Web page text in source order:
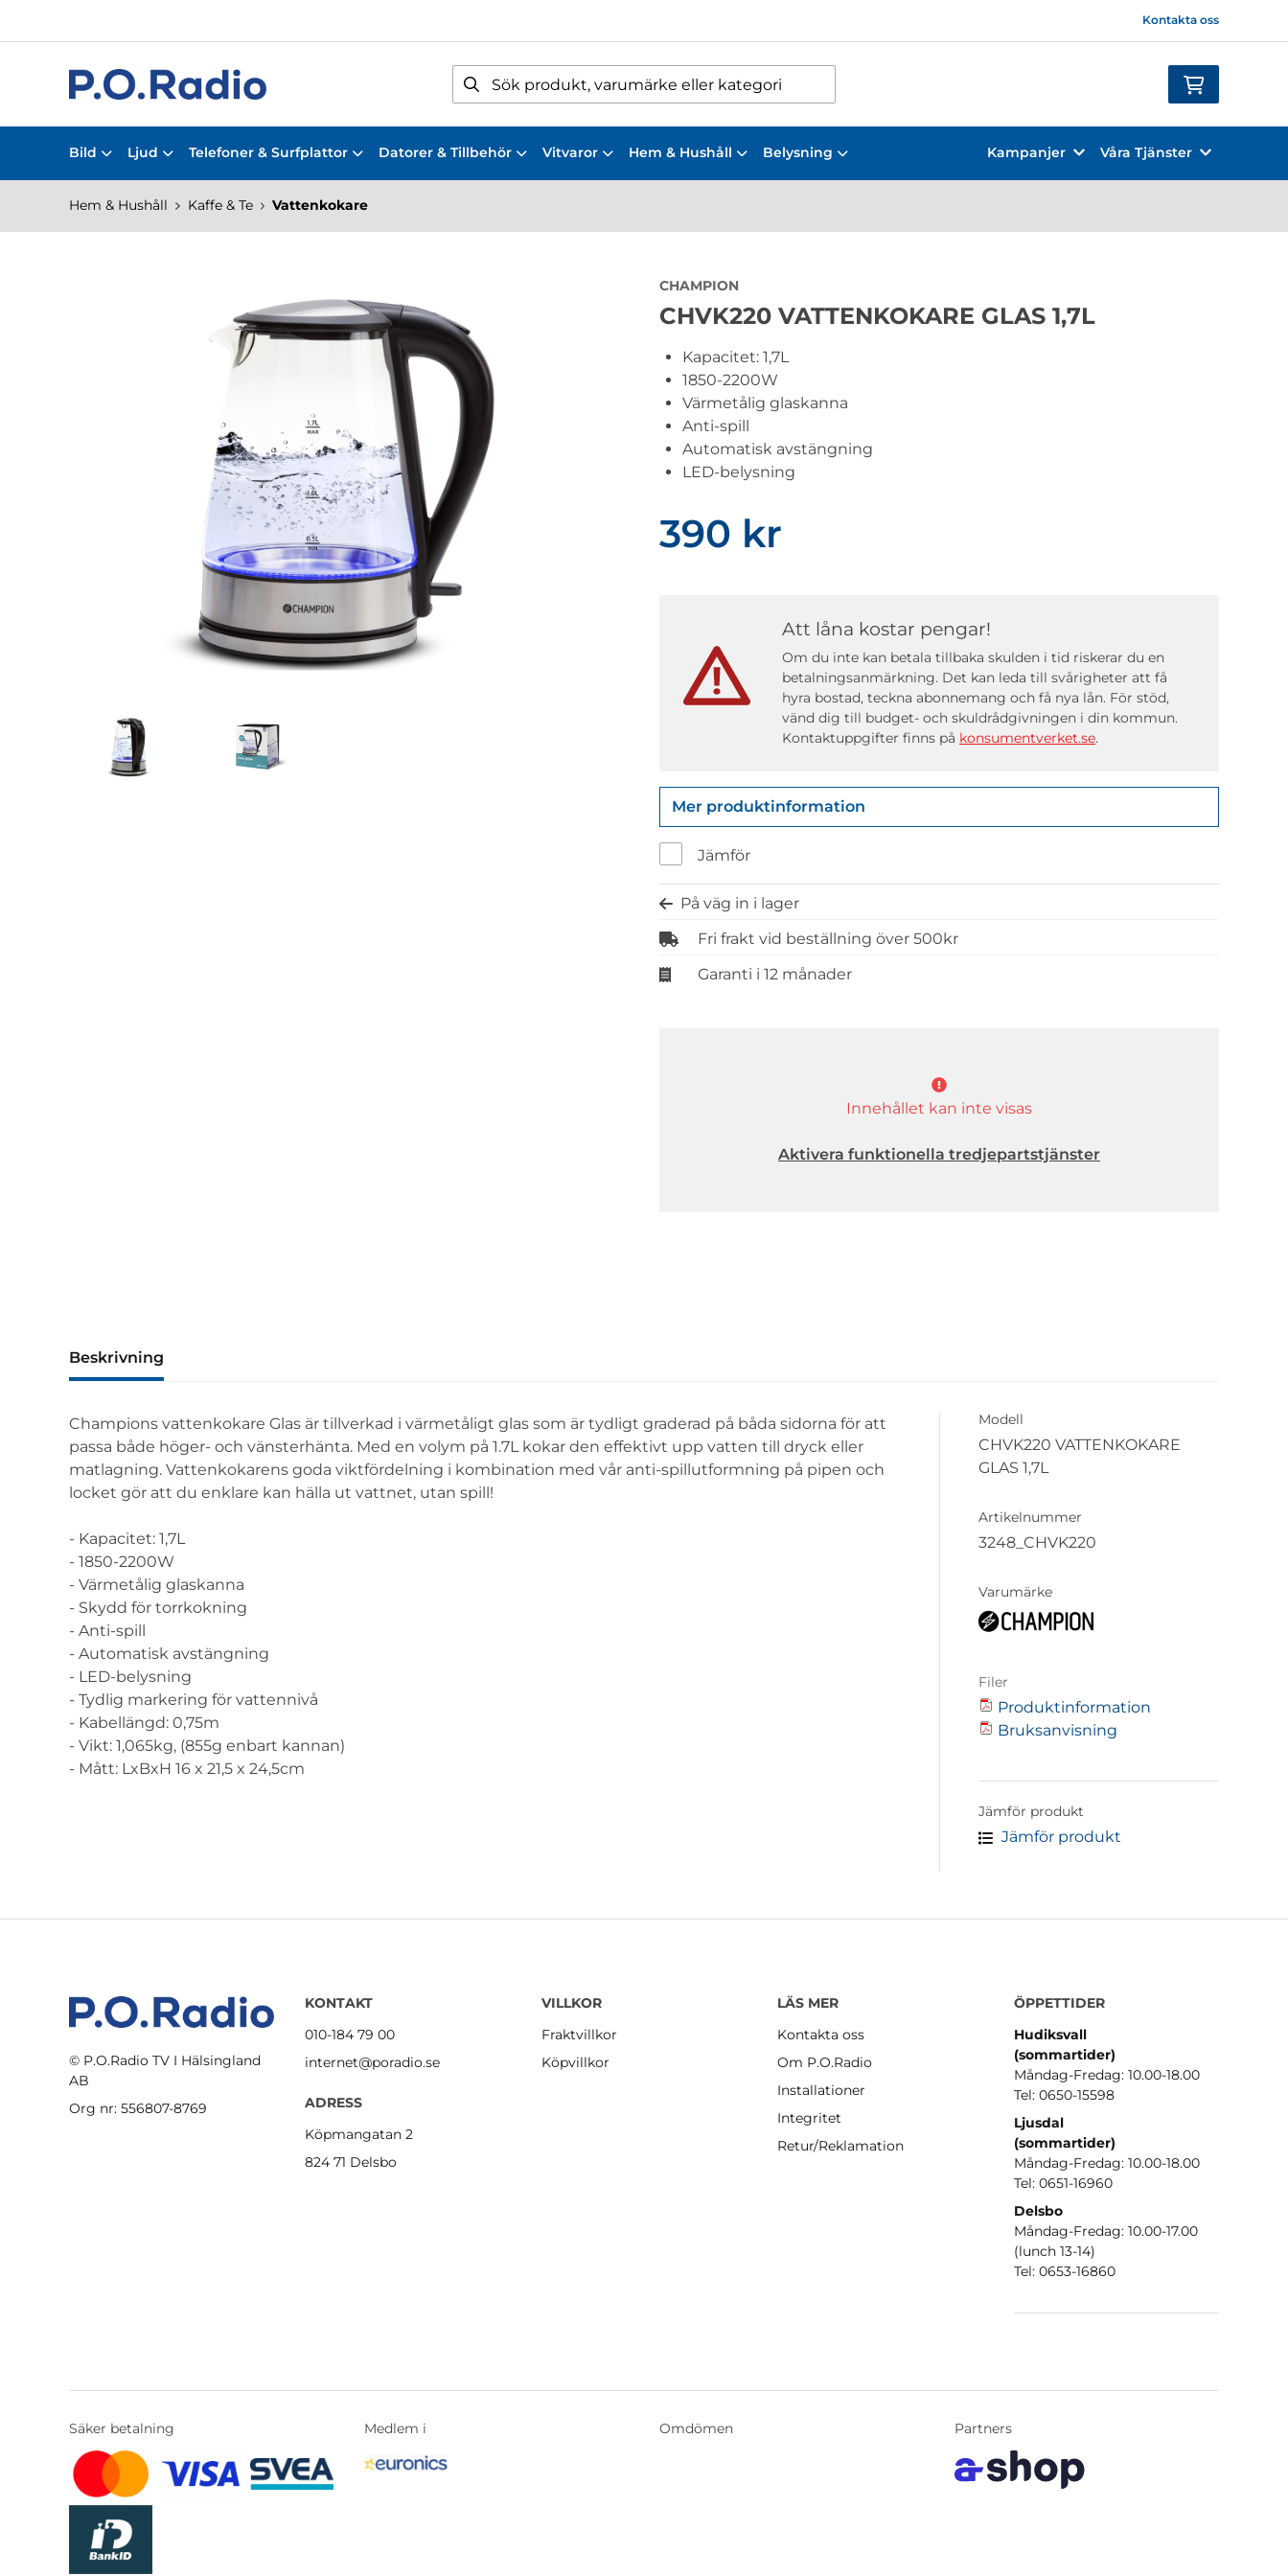
Kontakta oss
Bild Ljud Telefoner & Surfplattor Datorer & Tillbehör Vitvaror Hem & Hushåll Belysning Kampanjer Våra Tjänster
Hem & Hushåll Kaffe & Te Vattenkokare
CHAMPION
CHVK220 VATTENKOKARE GLAS 1,7L
Kapacitet: 1,7L
1850-2200W
Värmetålig glaskanna
Anti-spill
Automatisk avstängning
LED-belysning
390 kr
Att låna kostar pengar!
Om du inte kan betala tillbaka skulden i tid riskerar du en
betalningsanmärkning. Det kan leda till svårigheter att få
hyra bostad, teckna abonnemang och få nya lån. För stöd,
vänd dig till budget- och skuldrådgivningen i din kommun.
Kontaktuppgifter finns på konsumentverket.se.
Mer produktinformation
Jämför
På väg in i lager
Fri frakt vid beställning över 500kr
Garanti i 12 månader
Innehållet kan inte visas
Aktivera funktionella tredjepartstjänster
Beskrivning
Champions vattenkokare Glas är tillverkad i värmetåligt glas som är tydligt graderad på båda sidorna för att
passa både höger- och vänsterhänta. Med en volym på 1.7L kokar den effektivt upp vatten till dryck eller
matlagning. Vattenkokarens goda viktfördelning i kombination med vår anti-spillutformning på pipen och
locket gör att du enklare kan hälla ut vattnet, utan spill!
- Kapacitet: 1,7L
- 1850-2200W
- Värmetålig glaskanna
- Skydd för torrkokning
- Anti-spill
- Automatisk avstängning
- LED-belysning
- Tydlig markering för vattennivå
- Kabellängd: 0,75m
- Vikt: 1,065kg, (855g enbart kannan)
- Mått: LxBxH 16 x 21,5 x 24,5cm
Modell
CHVK220 VATTENKOKARE
GLAS 1,7L
Artikelnummer
3248_CHVK220
Varumärke
Filer
Produktinformation
Bruksanvisning
Jämför produkt
Jämför produkt
© P.O.Radio TV I Hälsingland
AB
Org nr: 556807-8769
KONTAKT
010-184 79 00
internet@poradio.se
ADRESS
Köpmangatan 2
824 71 Delsbo
VILLKOR
Fraktvillkor
Köpvillkor
LÄS MER
Kontakta oss
Om P.O.Radio
Installationer
Integritet
Retur/Reklamation
ÖPPETTIDER
Hudiksvall
(sommartider)
Måndag-Fredag: 10.00-18.00
Tel: 0650-15598
Ljusdal
(sommartider)
Måndag-Fredag: 10.00-18.00
Tel: 0651-16960
Delsbo
Måndag-Fredag: 10.00-17.00
(lunch 13-14)
Tel: 0653-16860
Säker betalning Medlem i Omdömen Partners